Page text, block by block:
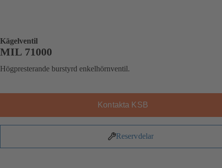
Kägelventil
MIL 71000
Högpresterande burstyrd enkelhörnventil.
Kontakta KSB
Reservdelar